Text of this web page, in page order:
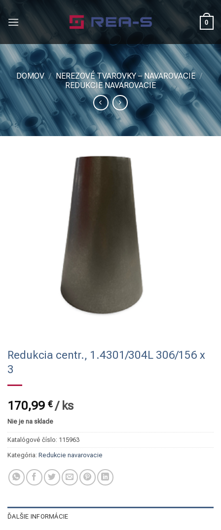
0
DOMOV / NEREZOVÉ TVAROVKY – NAVAROVACIE /
REDUKCIE NAVAROVACIE
Redukcia centr., 1.4301/304L 306/156 x
3
170,99 €/ ks
Nie je na sklade
Katalógové číslo: 115963
Kategória: Redukcie navarovacie
ĎALŠIE INFORMÁCIE